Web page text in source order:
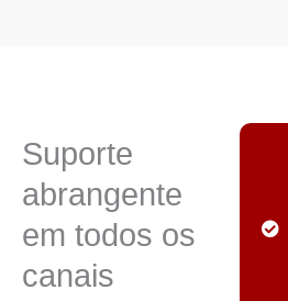
Suporte
abrangente
em todos os
canais